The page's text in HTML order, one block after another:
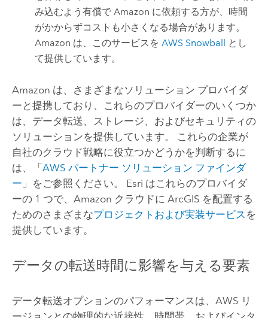
み込むよう有償でAmazon に依頼する方が、時間
がかからずコストも小さくなる場合があります。
Amazon は、このサービスをAWS Snowball とし
て提供しています。
Amazon は、さまざまなソリューション プロバイダ
ーと提携しており、これらのプロバイダーのいくつか
は、データ転送、ストレージ、およびセキュリティの
ソリューションを提供しています。 これらの企業が
自社のクラウド戦略に役立つかどうかを判断するに
は、「 AWS パートナー ソリューション ファインダ
ー 」をご参照ください。 Esri はこれらのプロバイダ
ーの 1 つで、 Amazon クラウドに ArcGIS を配置する
ためのさまざまなプロジェクトおよび実装サービス を
提供しています。
データの転送時間に影響を与える要素
データ転送オプションのパフォーマンスは、 AWS リ